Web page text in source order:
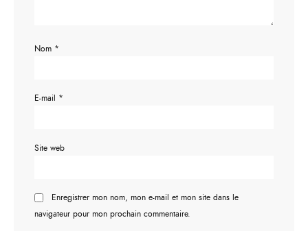
Nom *
E-mail *
Site web
Enregistrer mon nom, mon e-mail et mon site dans le
navigateur pour mon prochain commentaire.